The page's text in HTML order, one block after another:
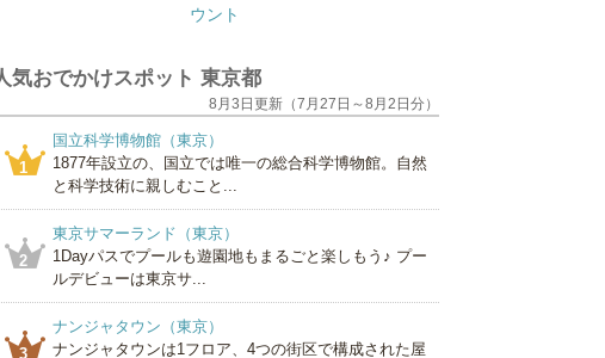
気おでかけスポット 東京都
8月3日更新（7月27日～8月2日分）
1
国立科学博物館（東京）
1877年設立の、国立では唯一の総合科学博物館。自然
と科学技術に親しむこと...
2
東京サマーランド（東京）
1Dayパスでプールも遊園地もまるごと楽しもう♪ プー
ルデビューは東京サ...
3
ナンジャタウン（東京）
ナンジャタウンは1フロア、4つの街区で構成された屋